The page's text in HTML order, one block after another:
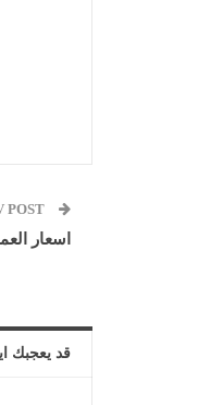
اسعار
قد يعجبك